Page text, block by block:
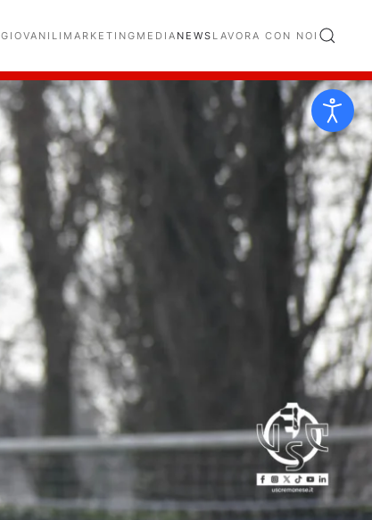
GIOVANILI MARKETING MEDIA NEWS LAVORA CON NOI